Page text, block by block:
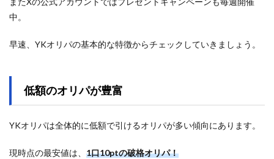
中。
早速、YKオリパの基本的な特徴からチェックしていきましょう。
低額のオリパが豊富
YKオリパは全体的に低額で引けるオリパが多い傾向にあります。
現時点の最安値は、 1口10ptの破格オリパ！